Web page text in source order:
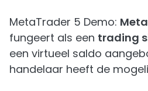
MetaTrader 5 Demo:
fungeert als een trading
een virtueel saldo
handelaar heeft de